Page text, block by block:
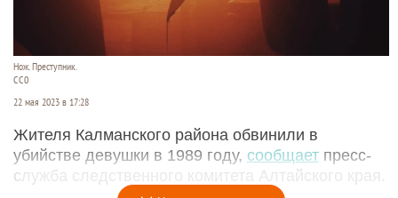
Нож. Преступник.
CC0
22 мая 2023 в 17:28
Жителя Калманского района обвинили в
убийстве девушки в 1989 году, сообщает пресс-
служба следственного комитета Алтайского края.